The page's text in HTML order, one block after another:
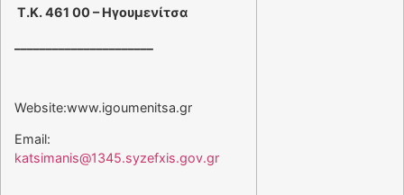
Τ.Κ. 461 00 – Ηγουμενίτσα
Website:www.igoumenitsa.gr
Email:
katsimanis@1345.syzefxis.gov.gr